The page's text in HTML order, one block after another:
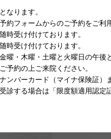
なります。
約フォームからのご予約をご利
時受け付けております。
時受け付けております。
曜・木曜・土曜と火曜日の午後
予約の上ご来院ください。
ンバーカード（マイナ保険証）
診する場合は「限度額適用認定